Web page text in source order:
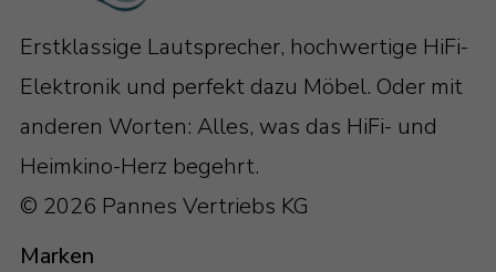
Erstklassige Lautsprecher, hochwertige HiFi-
Elektronik und perfekt dazu Möbel. Oder mit
anderen Worten: Alles, was das HiFi- und
Heimkino-Herz begehrt.
© 2026 Pannes Vertriebs KG
Marken